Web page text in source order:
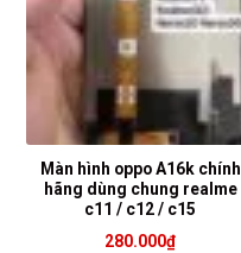
Màn hình oppo A16k chính
hãng dùng chung realme
c11 / c12 / c15
280.000₫